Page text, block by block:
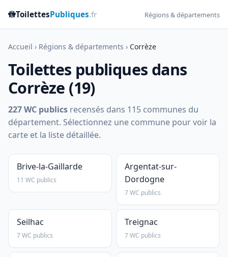
🚻ToilettesPubliques.fr Régions & départements
Accueil › Régions & départements › Corrèze
Toilettes publiques dans
Corrèze (19)
227 WC publics recensés dans 115 communes du
département. Sélectionnez une commune pour voir la
carte et la liste détaillée.
Brive-la-Gaillarde
11 WC publics
Argentat-sur-
Dordogne
7 WC publics
Seilhac
7 WC publics
Treignac
7 WC publics